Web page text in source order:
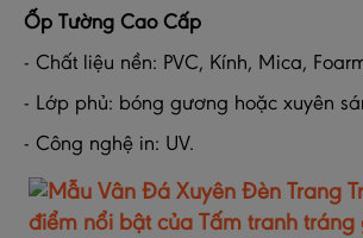
Ốp Tường Cao Cấp
- Chất liệu nền: PVC, Kính, Mica,
- Lớp phủ: bóng gương hoặc xuyên
- Công nghệ in: UV.
điểm nổi bật của Tấm tranh tráng